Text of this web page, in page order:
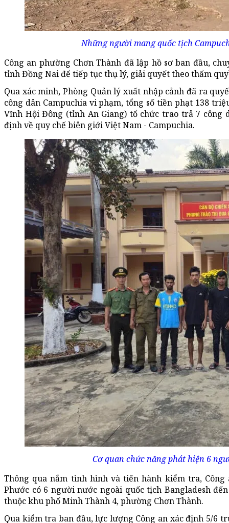
Những người mang quốc tịch
Công an phường Chơn Thành đã lập hồ sơ ban đầu,
tỉnh Đồng Nai để tiếp tục thụ lý, giải quyết theo thẩm
Qua xác minh, Phòng Quản lý xuất nhập cảnh đã ra
công dân Campuchia vi phạm, tổng số tiền phạt 138
Vĩnh Hội Đông (tỉnh An Giang) tổ chức trao trả 7 công
định về quy chế biên giới Việt Nam - Campuchia.
Cơ quan chức năng phát hiện 6
Thông qua nắm tình hình và tiến hành kiểm tra, Công
Phước có 6 người nước ngoài quốc tịch Bangladesh
thuộc khu phố Minh Thành 4, phường Chơn Thành.
Qua kiểm tra ban đầu, lực lượng Công an xác định 5/6